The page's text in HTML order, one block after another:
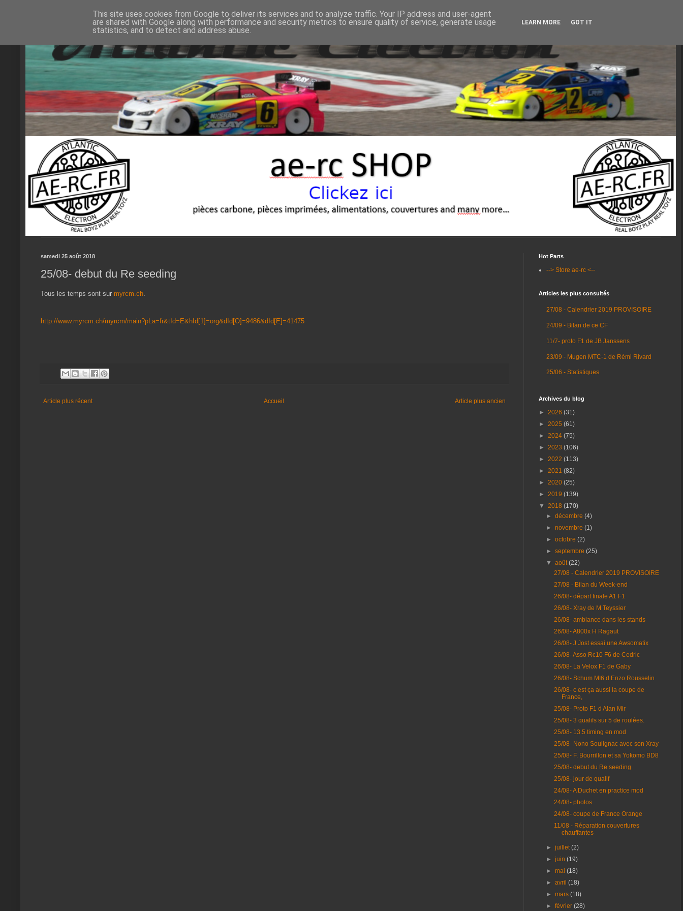
samedi 25 août 2018
25/08- debut du Re seeding
Tous les temps sont sur myrcm.ch
http://www.myrcm.ch/myrcm/main?pLa=fr&tId=E&hId[1]=org&dId[O]=9486&dId[E]=41475
Article plus récent Article plus ancien
Accueil
Hot Parts
--> Store ae-rc <--
Articles les plus consultés
27/08 - Calendrier 2019 PROVISOIRE
24/09 - Bilan de ce CF
11/7- proto F1 de JB Janssens
23/09 - Mugen MTC-1 de Rémi Rivard
25/06 - Statistiques
Archives du blog
► 2026 (31)
► 2025 (61)
► 2024 (75)
► 2023 (106)
► 2022 (113)
► 2021 (82)
► 2020 (25)
► 2019 (139)
▼ 2018 (170)
►décembre(4)
►novembre(1)
►octobre(2)
►septembre(25)
▼août(22)
27/08 - Calendrier 2019 PROVISOIRE
27/08 - Bilan du Week-end
26/08- départ finale A1 F1
26/08- Xray de M Teyssier
26/08- ambiance dans les stands
26/08- A800x H Ragaut
26/08- J Jost essai une Awsomatix
26/08- Asso Rc10 F6 de Cedric
26/08- La Velox F1 de Gaby
26/08- Schum MI6 d Enzo Rousselin
26/08- c est ça aussi la coupe de
France,
25/08- Proto F1 d Alan Mir
25/08- 3 qualifs sur 5 de roulées.
25/08- 13.5 timing en mod
25/08- Nono Soulignac avec son Xray
25/08- F. Bourrillon et sa Yokomo BD8
25/08- debut du Re seeding
25/08- jour de qualif
24/08- A Duchet en practice mod
24/08- photos
24/08- coupe de France Orange
11/08 - Réparation couvertures
chauffantes
►juillet(2)
►juin(19)
►mai(18)
►avril(18)
►mars(18)
►février(28)
This site uses cookies from Google to deliver its services and to analyze traffic. Your IP address and user-agent
are shared with Google along with performance and security metrics to ensure quality of service, generate usage
statistics, and to detect and address abuse.
LEARN MORE GOT IT